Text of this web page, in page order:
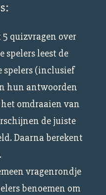
5 quizvragen over
spelers leest de
spelers (inclusief
hun antwoorden
omdraaien van
de juiste
Daarna berekent
vragenrondje
benoemen om